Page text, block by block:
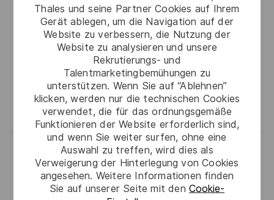
Thales und seine Partner Cookies auf Ihrem
Gerät ablegen, um die Navigation auf der
Website zu verbessern, die Nutzung der
Website zu analysieren und unsere
Rekrutierungs- und
Talentmarketingbemühungen zu
unterstützen. Wenn Sie auf “Ablehnen”
klicken, werden nur die technischen Cookies
verwendet, die für das ordnungsgemäße
Funktionieren der Website erforderlich sind,
und wenn Sie weiter surfen, ohne eine
Auswahl zu treffen, wird dies als
Verweigerung der Hinterlegung von Cookies
angesehen. Weitere Informationen finden
Sie auf unserer Seite mit den Cookie-
I
C
H
U
N
G
U
M
D
E
R
V
E
R
Ö
F
F
E
-
I
D
T
E
G
O
R
I
E
Wir suchen talentierte und innovationsfreudige junge
Menschen für eine umfassende Ausbildung zum
Elektroniker für Informations- und Systemtechnik.
Starte deine Karriere bei Thales Deutschland und
entwickle Lösungen für die datengestützte,
autonome Welt von morgen!
SpeichernSpeichern Ausbildung zum Elektroniker
Ausbildung Elektroniker für Geräte
und Systeme (m/w/d) - Start 2027
Ulm, 89077
D 2026-03-17
J
R0321148